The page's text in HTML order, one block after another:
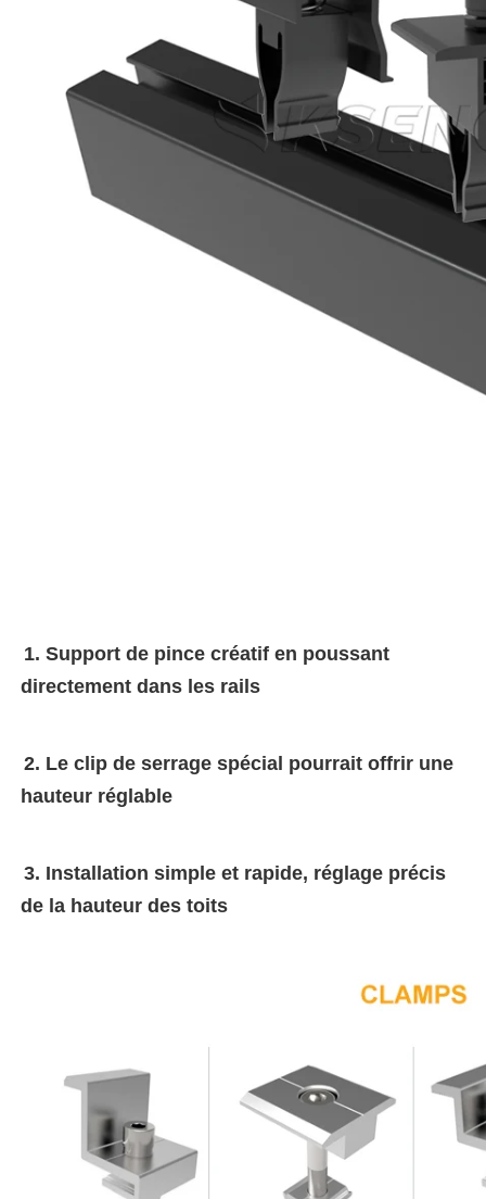
1. Support de pince créatif en poussant
directement dans les rails
2. Le clip de serrage spécial pourrait offrir une
hauteur réglable
3. Installation simple et rapide, réglage précis
de la hauteur des toits